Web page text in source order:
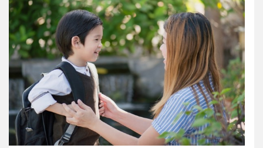
和孩子一起長大的那個男人│讀懂父親的
不同模樣
沒有人天生就擅長當爸爸！男人總是在一次
次「前所未有」的體驗中，跟著孩子一起長
大。從給予安全感的肢體遊戲，到獨立自
主、角色認同及解決問題的能力養成。爸爸
正嘗試用不同的模樣，參與孩子每個重要的